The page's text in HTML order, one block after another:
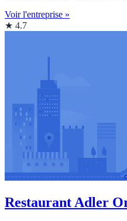
Voir l'entreprise »
★ 4.7
Restaurant Adler